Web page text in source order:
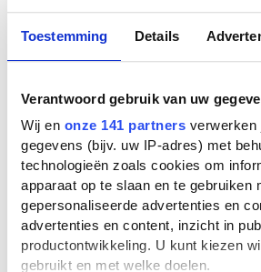
Toestemming Details
Verantwoord gebruik van uw
Wij en onze 141 partners verwerken
gegevens (bijv. uw IP-adres) met
technologieën zoals cookies om
apparaat op te slaan en te gebruiken
gepersonaliseerde advertenties en
advertenties en content, inzicht in
productontwikkeling. U kunt kiezen
gebruikt en met welke doelen.
Latino king
Bibi Dumon Tak
The kite runner
Khaled Hosseini
43 verslagen
Een uur en